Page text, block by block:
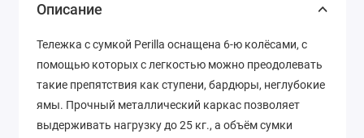
Описание
Тележка с сумкой Perilla оснащена 6-ю колёсами, с
помощью которых с легкостью можно преодолевать
такие препятствия как ступени, бардюры, неглубокие
ямы. Прочный металлический каркас позволяет
выдерживать нагрузку до 25 кг., а объём сумки